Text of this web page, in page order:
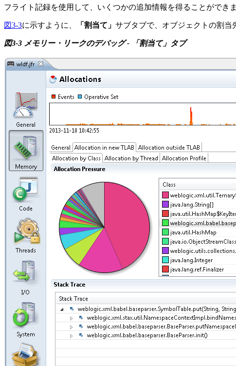
フライト記録を使用して、いくつかの追加情報を得ることができま
図3-3に示すように、 「割当て」 サブタブで、オブジェクトの割当
図3-3 メモリー・リークのデバッグ - 「割当て」タブ